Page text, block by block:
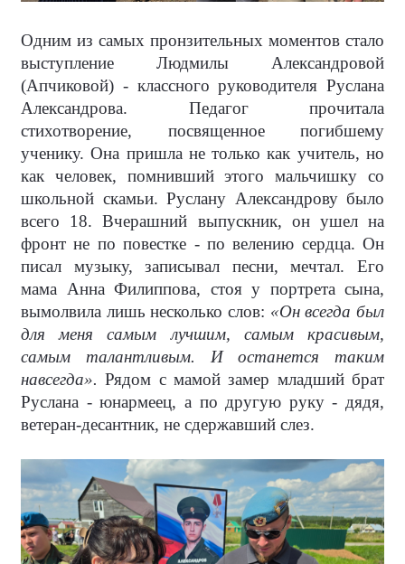
Одним из самых пронзительных моментов стало
выступление Людмилы Александровой
(Апчиковой) - классного руководителя Руслана
Александрова. Педагог прочитала
стихотворение, посвященное погибшему
ученику. Она пришла не только как учитель, но
как человек, помнивший этого мальчишку со
школьной скамьи. Руслану Александрову было
всего 18. Вчерашний выпускник, он ушел на
фронт не по повестке - по велению сердца. Он
писал музыку, записывал песни, мечтал. Его
мама Анна Филиппова, стоя у портрета сына,
вымолвила лишь несколько слов: «Он всегда был
для меня самым лучшим, самым красивым,
самым талантливым. И останется таким
навсегда». Рядом с мамой замер младший брат
Руслана - юнармеец, а по другую руку - дядя,
ветеран-десантник, не сдержавший слез.